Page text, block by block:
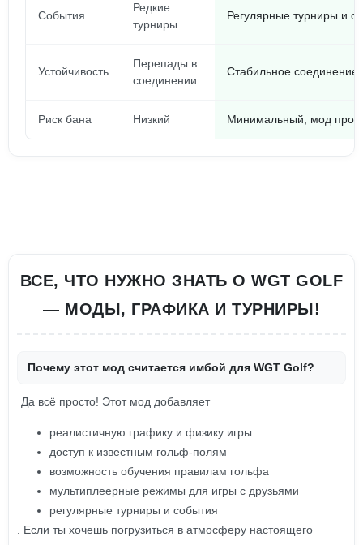
События
Редкие
турниры
Регулярные турниры и
Устойчивость
Перепады в
соединении
Стабильное
Риск бана Низкий Минимальный, мод
ВСЕ, ЧТО НУЖНО ЗНАТЬ О WGT GOLF
— МОДЫ, ГРАФИКА И ТУРНИРЫ!
Почему этот мод считается имбой для WGT Golf?
Да всё просто! Этот мод добавляет
реалистичную графику и физику игры
доступ к известным гольф-полям
возможность обучения правилам гольфа
мультиплеерные режимы для игры с друзьями
регулярные турниры и события
. Если ты хочешь погрузиться в атмосферу настоящего